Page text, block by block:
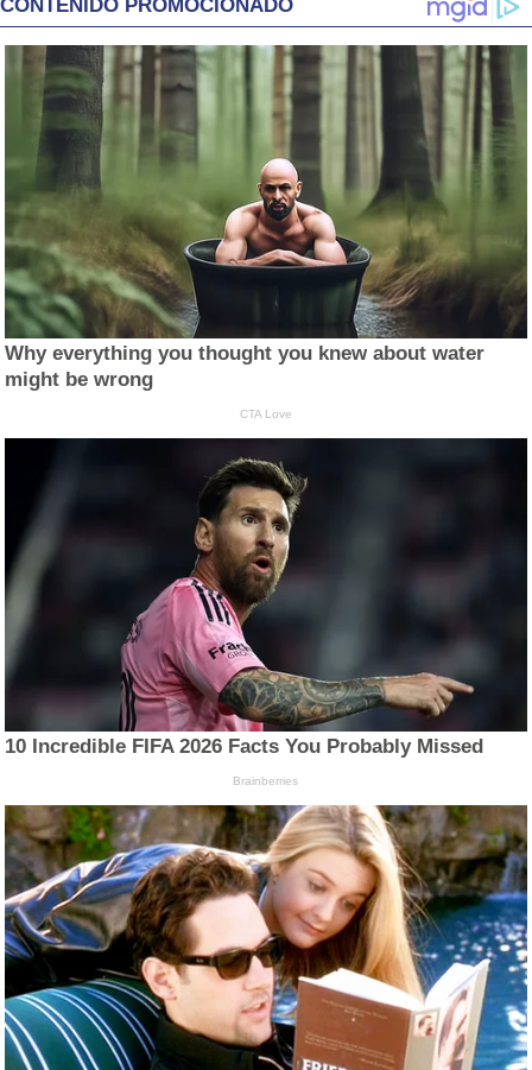
CONTENIDO PROMOCIONADO
Why everything you thought you knew about water
might be wrong
CTA Love
10 Incredible FIFA 2026 Facts You Probably Missed
Brainberries